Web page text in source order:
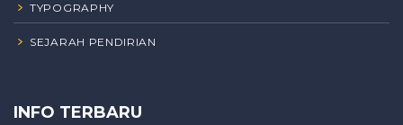
TYPOGRAPHY
SEJARAH PENDIRIAN
INFO TERBARU